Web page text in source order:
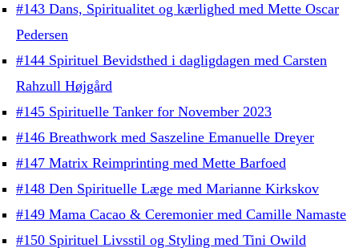
#143 Dans, Spiritualitet og kærlighed med Mette Oscar
Pedersen
#144 Spirituel Bevidsthed i dagligdagen med Carsten
Rahzull Højgård
#145 Spirituelle Tanker for November 2023
#146 Breathwork med Saszeline Emanuelle Dreyer
#147 Matrix Reimprinting med Mette Barfoed
#148 Den Spirituelle Læge med Marianne Kirkskov
#149 Mama Cacao & Ceremonier med Camille Namaste
#150 Spirituel Livsstil og Styling med Tini Owild